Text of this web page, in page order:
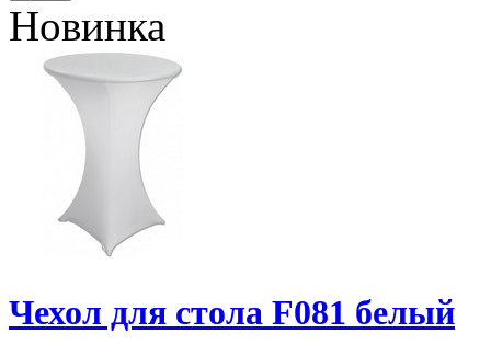
Новинка
Чехол для стола F081 белый